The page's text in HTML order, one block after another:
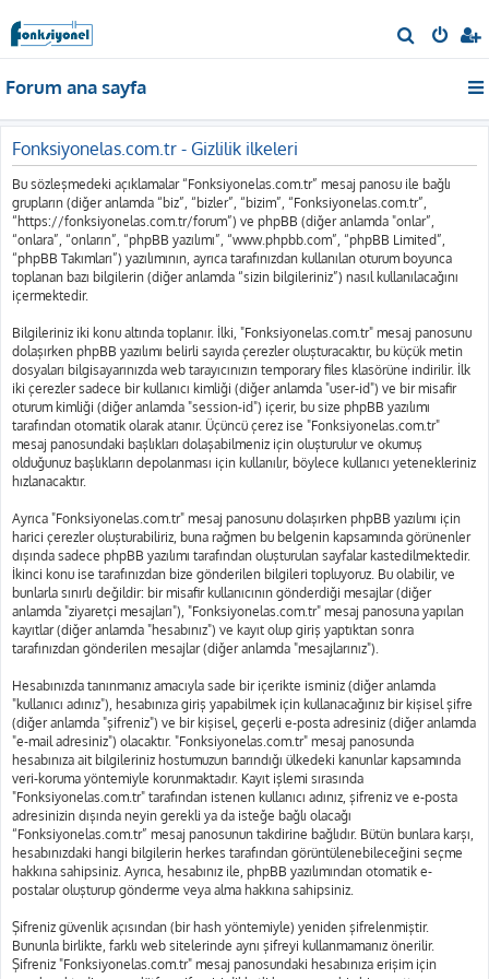
r
Forum ana sayfa
Fonksiyonelas.com.tr - Gizlilik ilkeleri
Bu sözleşmedeki açıklamalar “Fonksiyonelas.com.tr” mesaj panosu ile bağlı
grupların (diğer anlamda “biz”, “bizler”, “bizim”, “Fonksiyonelas.com.tr”,
“https://fonksiyonelas.com.tr/forum”) ve phpBB (diğer anlamda "onlar”,
“onlara”, “onların”, “phpBB yazılımı”, “www.phpbb.com”, “phpBB Limited”,
“phpBB Takımları”) yazılımının, ayrıca tarafınızdan kullanılan oturum boyunca
toplanan bazı bilgilerin (diğer anlamda “sizin bilgileriniz”) nasıl kullanılacağını
içermektedir.
Bilgileriniz iki konu altında toplanır. İlki, "Fonksiyonelas.com.tr" mesaj panosunu
dolaşırken phpBB yazılımı belirli sayıda çerezler oluşturacaktır, bu küçük metin
dosyaları bilgisayarınızda web tarayıcınızın temporary files klasörüne indirilir. İlk
iki çerezler sadece bir kullanıcı kimliği (diğer anlamda "user-id") ve bir misafir
oturum kimliği (diğer anlamda "session-id") içerir, bu size phpBB yazılımı
tarafından otomatik olarak atanır. Üçüncü çerez ise "Fonksiyonelas.com.tr"
mesaj panosundaki başlıkları dolaşabilmeniz için oluşturulur ve okumuş
olduğunuz başlıkların depolanması için kullanılır, böylece kullanıcı yetenekleriniz
hızlanacaktır.
Ayrıca "Fonksiyonelas.com.tr" mesaj panosunu dolaşırken phpBB yazılımı için
harici çerezler oluşturabiliriz, buna rağmen bu belgenin kapsamında görünenler
dışında sadece phpBB yazılımı tarafından oluşturulan sayfalar kastedilmektedir.
İkinci konu ise tarafınızdan bize gönderilen bilgileri topluyoruz. Bu olabilir, ve
bunlarla sınırlı değildir: bir misafir kullanıcının gönderdiği mesajlar (diğer
anlamda "ziyaretçi mesajları"), "Fonksiyonelas.com.tr" mesaj panosuna yapılan
kayıtlar (diğer anlamda "hesabınız") ve kayıt olup giriş yaptıktan sonra
tarafınızdan gönderilen mesajlar (diğer anlamda "mesajlarınız").
Hesabınızda tanınmanız amacıyla sade bir içerikte isminiz (diğer anlamda
"kullanıcı adınız"), hesabınıza giriş yapabilmek için kullanacağınız bir kişisel şifre
(diğer anlamda "şifreniz") ve bir kişisel, geçerli e-posta adresiniz (diğer anlamda
"e-mail adresiniz") olacaktır. "Fonksiyonelas.com.tr" mesaj panosunda
hesabınıza ait bilgileriniz hostumuzun barındığı ülkedeki kanunlar kapsamında
veri-koruma yöntemiyle korunmaktadır. Kayıt işlemi sırasında
"Fonksiyonelas.com.tr" tarafından istenen kullanıcı adınız, şifreniz ve e-posta
adresinizin dışında neyin gerekli ya da isteğe bağlı olacağı
“Fonksiyonelas.com.tr” mesaj panosunun takdirine bağlıdır. Bütün bunlara karşı,
hesabınızdaki hangi bilgilerin herkes tarafından görüntülenebileceğini seçme
hakkına sahipsiniz. Ayrıca, hesabınız ile, phpBB yazılımından otomatik e-
postalar oluşturup gönderme veya alma hakkına sahipsiniz.
Şifreniz güvenlik açısından (bir hash yöntemiyle) yeniden şifrelenmiştir.
Bununla birlikte, farklı web sitelerinde aynı şifreyi kullanmamanız önerilir.
Şifreniz "Fonksiyonelas.com.tr" mesaj panosundaki hesabınıza erişim için